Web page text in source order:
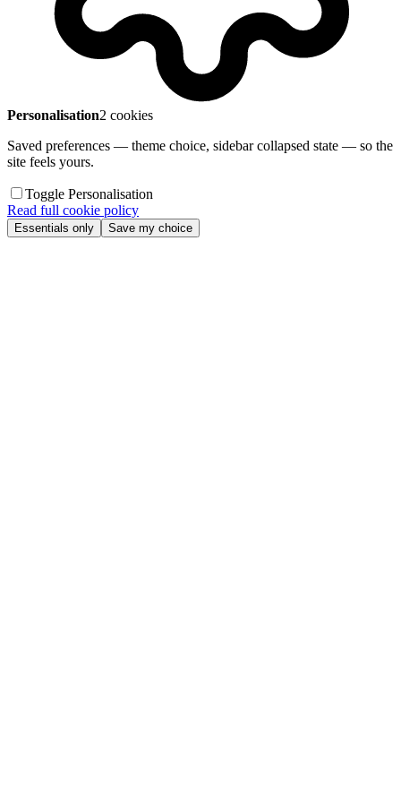
Personalisation2 cookies
Saved preferences — theme choice, sidebar collapsed state — so the
site feels yours.
Toggle Personalisation
Read full cookie policy
Essentials only Save my choice